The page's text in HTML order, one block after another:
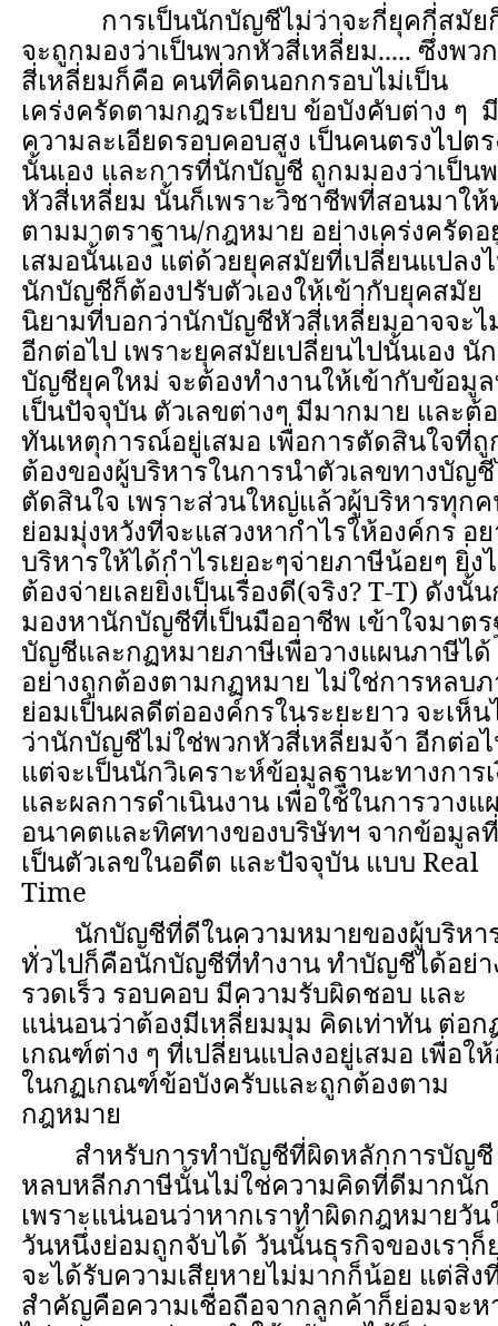
การเป็นนักบัญชีไม่ว่าจะกี่ยุคกี่สมั
จะถูกมองว่าเป็นพวกหัวสี่เหลี่ยม..... ซึ่งพว
สี่เหลี่ยมก็คือ คนที่คิดนอกกรอบไม่เป็น
เคร่งครัดตามกฎระเบียบ ข้อบังคับต่าง ๆ มี
ความละเอียดรอบคอบสูง เป็นคนตรงไปต
นั้นเอง และการที่นักบัญชี ถูกมมองว่าเป็น
หัวสี่เหลี่ยม นั้นก็เพราะวิชาชีพที่สอนมาให้
ตามมาตราฐาน/กฎหมาย อย่างเคร่งครัดอ
เสมอนั้นเอง แต่ด้วยยุคสมัยที่เปลี่ยนแปลง
นักบัญชีก็ต้องปรับตัวเองให้เข้ากับยุคสมัย
นิยามที่บอกว่านักบัญชีหัวสี่เหลี่ยมอาจจะ
อีกต่อไป เพราะยุคสมัยเปลี่ยนไปนั้นเอง นัก
บัญชียุคใหม่ จะต้องทำงานให้เข้ากับข้อมู
เป็นปัจจุบัน ตัวเลขต่างๆ มีมากมาย และต้
ทันเหตุการณ์อยู่เสมอ เพื่อการตัดสินใจที่ถู
ต้องของผู้บริหารในการนำตัวเลขทางบัญ
ตัดสินใจ เพราะส่วนใหญ่แล้วผู้บริหารทุก
ย่อมมุ่งหวังที่จะแสวงหากำไรให้องค์กร อ
บริหารให้ได้กำไรเยอะๆจ่ายภาษีน้อยๆ ยิ่ง
ต้องจ่ายเลยยิ่งเป็นเรื่องดี(จริง?T-T) ดังนั้น
มองหานักบัญชีที่เป็นมืออาชีพ เข้าใจมาต
บัญชีและกฏหมายภาษีเพื่อวางแผนภาษีได้
อย่างถูกต้องตามกฏหมาย ไม่ใช่การหลบ
ย่อมเป็นผลดีต่อองค์กรในระยะยาว จะเห็น
ว่านักบัญชีไม่ใช่พวกหัวสี่เหลี่ยมจ้า อีกต่อ
แต่จะเป็นนักวิเคราะห์ข้อมูลฐานะทางการ
และผลการดำเนินงาน เพื่อใช้ในการวางแ
อนาคตและทิศทางของบริษัทฯ จากข้อมูลที่
เป็นตัวเลขในอดีต และปัจจุบัน แบบ Real
Time
นักบัญชีที่ดีในความหมายของผู้บริหา
ทั่วไปก็คือนักบัญชีที่ทำงาน ทำบัญชีได้อย่า
รวดเร็ว รอบคอบ มีความรับผิดชอบ และ
แน่นอนว่าต้องมีเหลี่ยมมุม คิดเท่าทัน ต่อก
เกณฑ์ต่าง ๆ ที่เปลี่ยนแปลงอยู่เสมอ เพื่อใ
ในกฏเกณฑ์ข้อบังครับและถูกต้องตาม
กฎหมาย
สำหรับการทำบัญชีที่ผิดหลักการบัญ
หลบหลีกภาษีนั้นไม่ใช่ความคิดที่ดีมากนัก
เพราะแน่นอนว่าหากเราทำผิดกฎหมายวัน
วันหนึ่งย่อมถูกจับได้ วันนั้นธุรกิจของเราก็
จะได้รับความเสียหายไม่มากก็น้อย แต่สิ่ง
สำคัญคือความเชื่อถือจากลูกค้าก็ย่อมจะห